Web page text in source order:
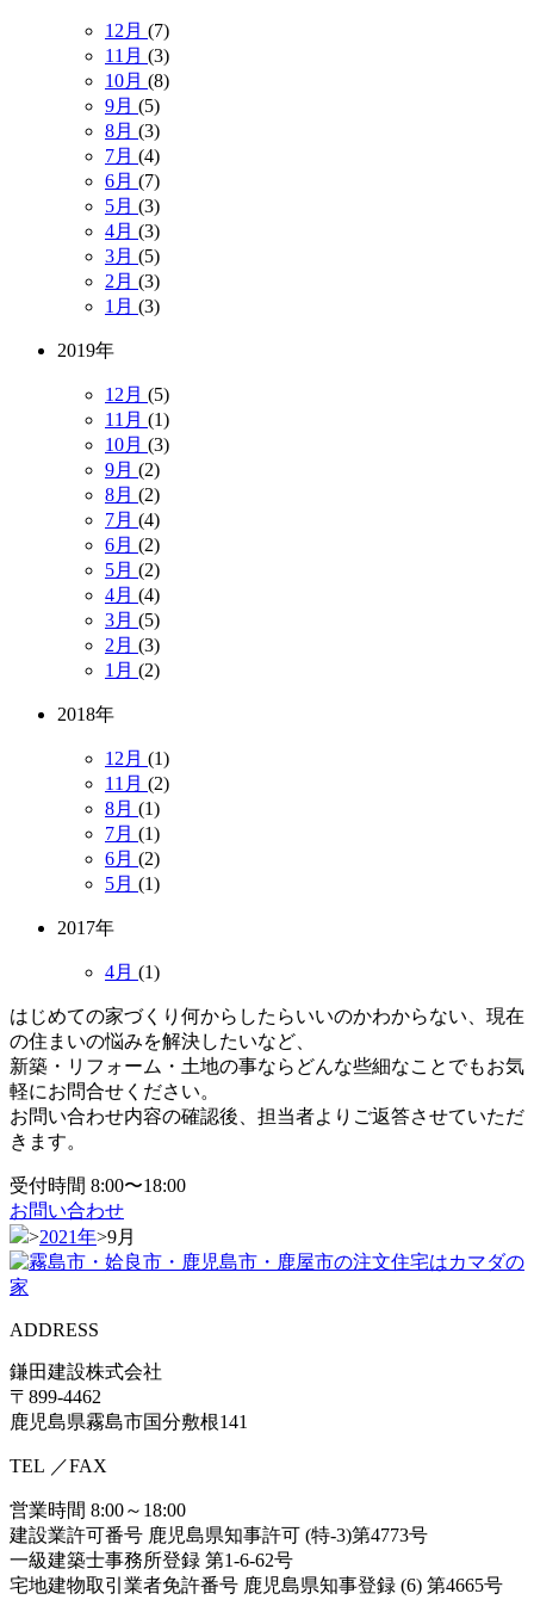
12月 (7)
11月 (3)
10月 (8)
9月 (5)
8月 (3)
7月 (4)
6月 (7)
5月 (3)
4月 (3)
3月 (5)
2月 (3)
1月 (3)
2019年
12月 (5)
11月 (1)
10月 (3)
9月 (2)
8月 (2)
7月 (4)
6月 (2)
5月 (2)
4月 (4)
3月 (5)
2月 (3)
1月 (2)
2018年
12月 (1)
11月 (2)
8月 (1)
7月 (1)
6月 (2)
5月 (1)
2017年
4月 (1)
はじめての家づくり何からしたらいいのかわからない、現在
の住まいの悩みを解決したいなど、
新築・リフォーム・土地の事ならどんな些細なことでもお気
軽にお問合せください。
お問い合わせ内容の確認後、担当者よりご返答させていただ
きます。
受付時間 8:00〜18:00
お問い合わせ
>2021年>9月
ADDRESS
鎌田建設株式会社
〒899-4462
鹿児島県霧島市国分敷根141
TEL ／FAX
営業時間 8:00～18:00
建設業許可番号 鹿児島県知事許可 (特-3)第4773号
一級建築士事務所登録 第1-6-62号
宅地建物取引業者免許番号 鹿児島県知事登録 (6) 第4665号